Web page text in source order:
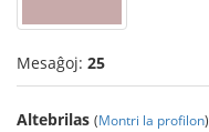
Mesaĝoj: 25
Altebrilas (Montri la profilon)